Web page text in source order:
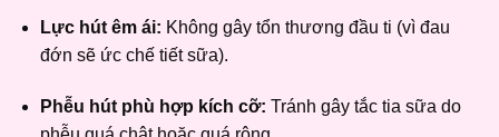
Lực hút êm ái: Không gây tổn thương đầu ti (vì đau
đớn sẽ ức chế tiết sữa).
Phễu hút phù hợp kích cỡ: Tránh gây tắc tia sữa do